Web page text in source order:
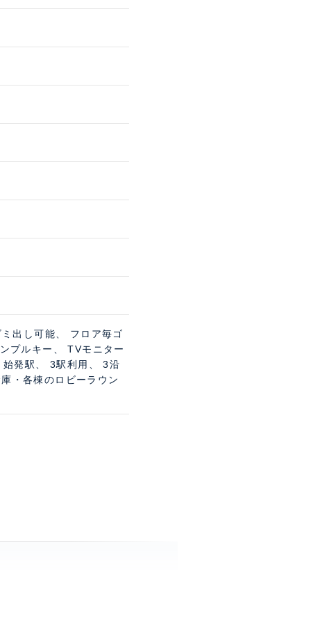
出し可能、 フロア毎ゴ
プルキー、 TVモニター
発駅、 3駅利用、 3沿
・各棟のロビーラウン